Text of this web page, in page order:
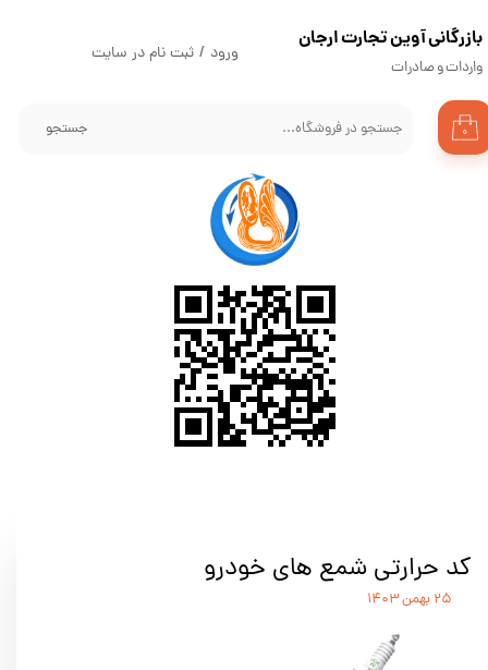
جستجو ۰
ورود / ثبت نام در سایت
حساب کاربری من
تغییر گذر واژه
سفارشات
​بازرگانی آوین تجارت ارجان
واردات و صادرات
کد حرارتی شمع های خودرو
۲۵ بهمن ۱۴۰۳